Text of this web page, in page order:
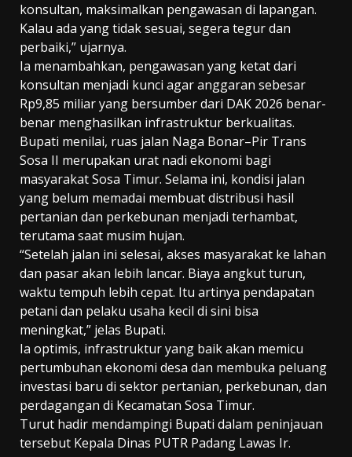
konsultan, maksimalkan pengawasan di lapangan.
Kalau ada yang tidak sesuai, segera tegur dan
perbaiki,” ujarnya.
Ia menambahkan, pengawasan yang ketat dari
konsultan menjadi kunci agar anggaran sebesar
Rp9,85 miliar yang bersumber dari DAK 2026 benar-
benar menghasilkan infrastruktur berkualitas.
Bupati menilai, ruas jalan Naga Bonar–Pir Trans
Sosa II merupakan urat nadi ekonomi bagi
masyarakat Sosa Timur. Selama ini, kondisi jalan
yang belum memadai membuat distribusi hasil
pertanian dan perkebunan menjadi terhambat,
terutama saat musim hujan.
“Setelah jalan ini selesai, akses masyarakat ke lahan
dan pasar akan lebih lancar. Biaya angkut turun,
waktu tempuh lebih cepat. Itu artinya pendapatan
petani dan pelaku usaha kecil di sini bisa
meningkat,” jelas Bupati.
Ia optimis, infrastruktur yang baik akan memicu
pertumbuhan ekonomi desa dan membuka peluang
investasi baru di sektor pertanian, perkebunan, dan
perdagangan di Kecamatan Sosa Timur.
Turut hadir mendampingi Bupati dalam peninjauan
tersebut Kepala Dinas PUTR Padang Lawas Ir.